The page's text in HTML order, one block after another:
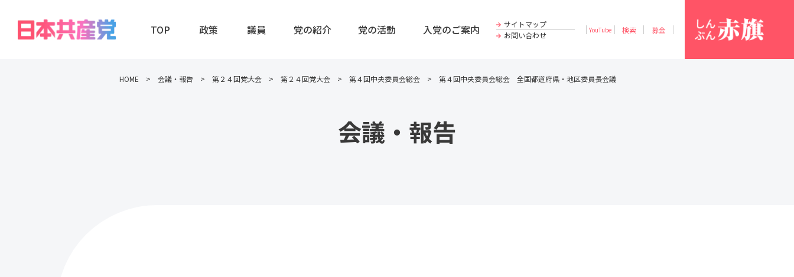
TOP 政策 議員 党の紹介 党の活動 入党のご案内
サイトマップ
お問い合わせ
YouTube 検索 募金
HOME 会議・報告 第２４回党大会 第２４回党大会 第４回中央委員会総会 第４回中央委員会総会 全国都道府県・地区委員長会議
会議・報告